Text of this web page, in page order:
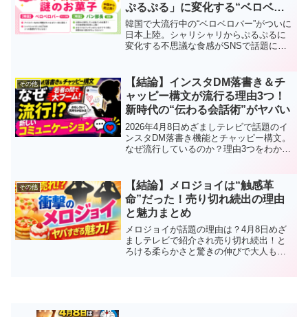
ぷるぷる」に変化する“ベロベロ
バー”がクセになる
韓国で大流行中の“ベロベロバー”がついに
日本上陸。シャリシャリからぷるぷるに
変化する不思議な食感がSNSで話題に。
理由をわかりやすく解説します。
その他
【結論】インスタDM落書き＆チ
ャッピー構文が流行る理由3つ！
新時代の“伝わる会話術”がヤバい
2026年4月8日めざましテレビで話題のイ
ンスタDM落書き機能とチャッピー構文。
なぜ流行しているのか？理由3つをわかり
その他
【結論】メロジョイは“触感革
命”だった！売り切れ続出の理由
と魅力まとめ
メロジョイが話題の理由は？4月8日めざ
ましテレビで紹介され売り切れ続出！と
ろける柔らかさと驚きの伸びで大人もハ